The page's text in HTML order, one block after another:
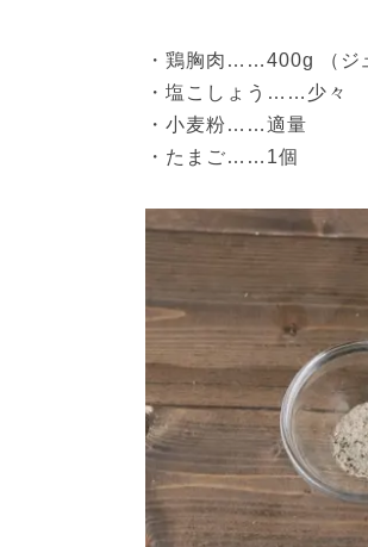
・鶏胸肉……400g （ジ
・塩こしょう……少々
・小麦粉……適量
・たまご……1個